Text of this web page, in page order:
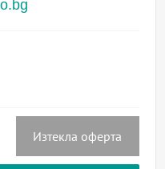
Изтекла оферта